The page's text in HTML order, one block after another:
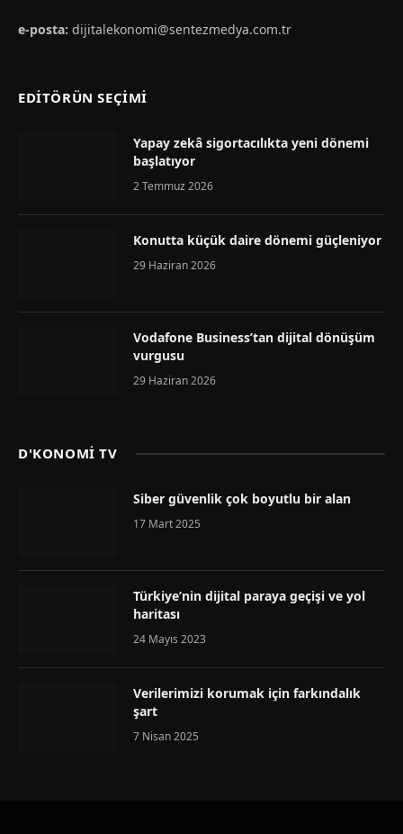
e-posta: dijitalekonomi@sentezmedya.com.tr
EDİTÖRÜN SEÇİMİ
Yapay zekâ sigortacılıkta yeni dönemi
başlatıyor
2 Temmuz 2026
Konutta küçük daire dönemi güçleniyor
29 Haziran 2026
Vodafone Business’tan dijital dönüşüm
vurgusu
29 Haziran 2026
D'KONOMİ TV
Siber güvenlik çok boyutlu bir alan
17 Mart 2025
Türkiye’nin dijital paraya geçişi ve yol
haritası
24 Mayıs 2023
Verilerimizi korumak için farkındalık
şart
7 Nisan 2025